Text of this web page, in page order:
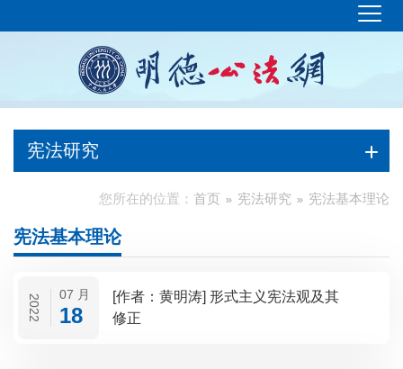
宪法研究
您所在的位置： 首页 宪法研究 宪法基本理论
宪法基本理论
2022 07 月
18
[作者：黄明涛] 形式主义宪法观及其
修正